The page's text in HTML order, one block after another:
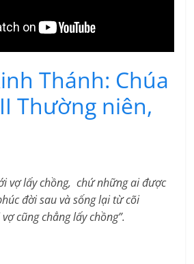
Thánh: Chúa
Thường niên,
vợ lấy chồng, chứ những ai được
đời sau và sống lại từ cõi
cũng chẳng lấy chồng”.